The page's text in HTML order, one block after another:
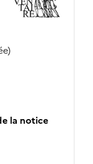
la notice